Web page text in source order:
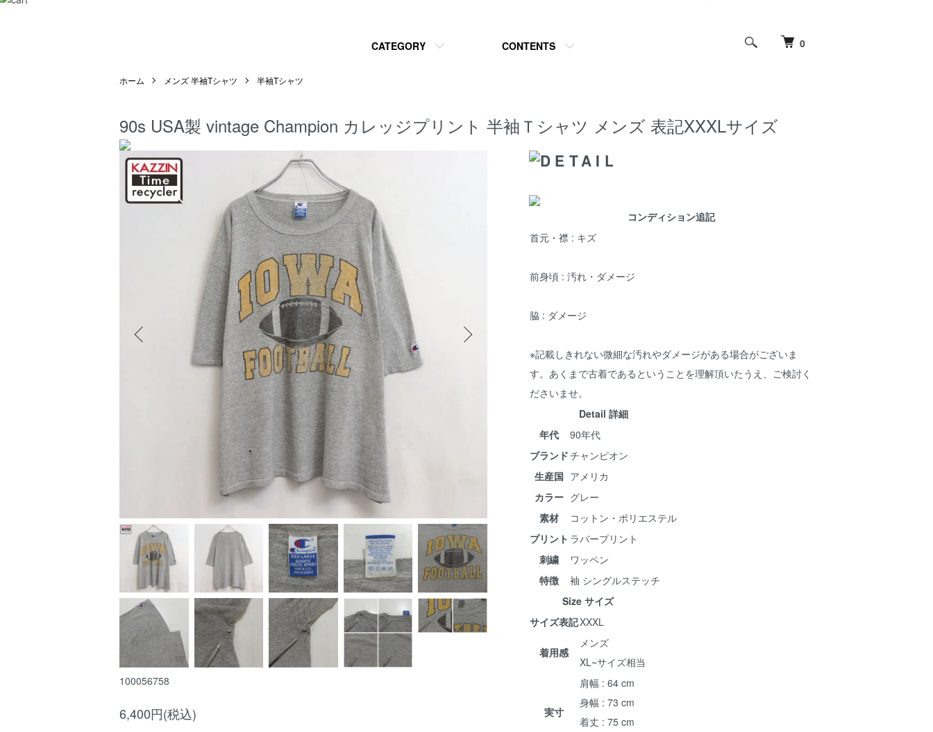
0
CATEGORY CONTENTS
ホーム メンズ 半袖Tシャツ 半袖Tシャツ
90s USA製 vintage Champion カレッジプリント 半袖Ｔシャツ メンズ 表記XXXLサイズ
100056758
6,400円(税込)
コンディション追記
首元・襟 : キズ
前身頃 : 汚れ・ダメージ
脇 : ダメージ
※記載しきれない微細な汚れやダメージがある場合がございま
す。あくまで古着であるということを理解頂いたうえ、ご検討く
ださいませ。
Detail 詳細
年代
90年代
ブランドチャンピオン
生産国 アメリカ
カラー グレー
素材
コットン・ポリエステル
プリント ラバープリント
刺繍
ワッペン
特徴
袖 シングルステッチ
Size サイズ
サイズ表記XXXL
着用感
メンズ
XL~サイズ相当
実寸
肩幅 : 64 cm
身幅 : 73 cm
着丈 : 75 cm